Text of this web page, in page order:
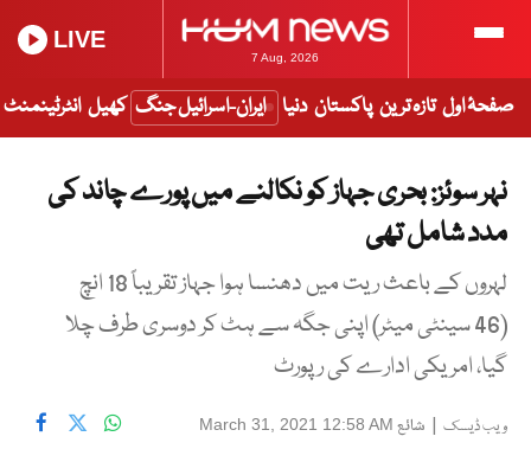
7 Aug, 2026
LIVE
صفحۂ اول تازہ ترین پاکستان دنیا ایران-اسرائیل جنگ کھیل انٹرٹینمنٹ
نہر سوئز: بحری جہاز کو نکالنے میں پورے چاند کی
مدد شامل تھی
لہروں کے باعث ریت میں دھنسا ہوا جہاز تقریباً 18 انچ
(46 سینٹی میٹر) اپنی جگہ سے ہٹ کر دوسری طرف چلا
گیا، امریکی ادارے کی رپورٹ
ویب ڈیسک | شائع March 31, 2021 12:58 AM